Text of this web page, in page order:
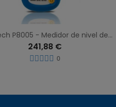
PeakTech P8005 - Medidor de nivel de ruido profesional datalogger nivel de sonido de salida: 94 db o 114 db
241,88 €
0